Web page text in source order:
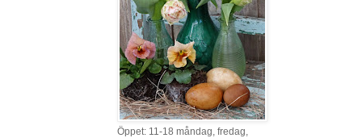
Öppet: 11-18 måndag, fredag,